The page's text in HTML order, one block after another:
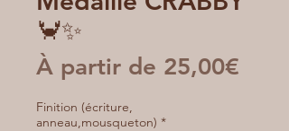
🦀✨
À partir de 25,00€
Finition (écriture,
anneau,mousqueton) *